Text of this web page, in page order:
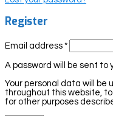
Register
Email address *
A password will be sent to
Your personal data will be
throughout this website,
for other purposes